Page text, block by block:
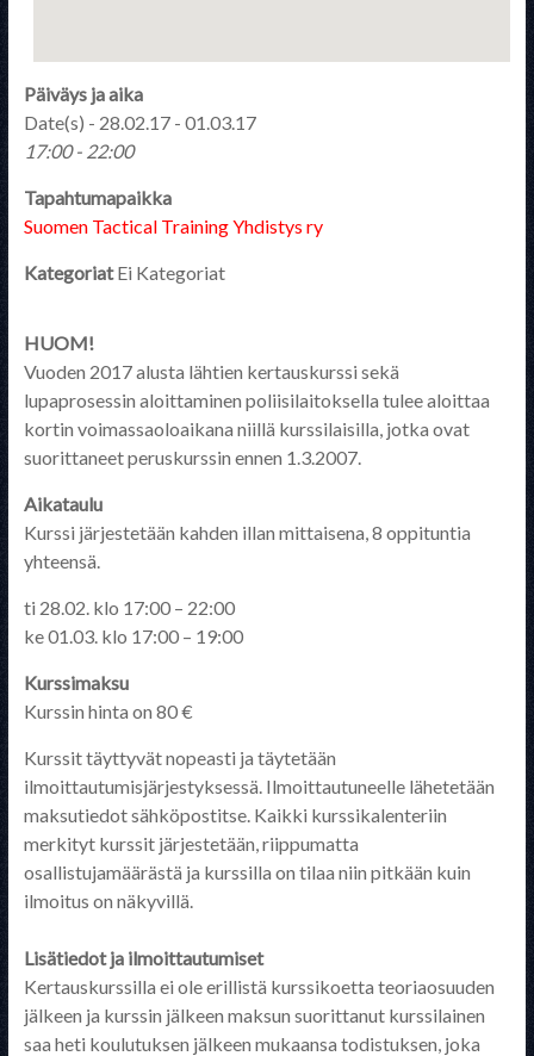
Päiväys ja aika
Date(s) - 28.02.17 - 01.03.17
17:00 - 22:00
Tapahtumapaikka
Suomen Tactical Training Yhdistys ry
KategoriatEi Kategoriat
HUOM!
Vuoden 2017 alusta lähtien kertauskurssi sekä
lupaprosessin aloittaminen poliisilaitoksella tulee aloittaa
kortin voimassaoloaikana niillä kurssilaisilla, jotka ovat
suorittaneet peruskurssin ennen 1.3.2007.
Aikataulu
Kurssi järjestetään kahden illan mittaisena, 8 oppituntia
yhteensä.
ti 28.02. klo 17:00 – 22:00
ke 01.03. klo 17:00 – 19:00
Kurssimaksu
Kurssin hinta on 80 €
Kurssit täyttyvät nopeasti ja täytetään
ilmoittautumisjärjestyksessä. Ilmoittautuneelle lähetetään
maksutiedot sähköpostitse. Kaikki kurssikalenteriin
merkityt kurssit järjestetään, riippumatta
osallistujamäärästä ja kurssilla on tilaa niin pitkään kuin
ilmoitus on näkyvillä.
Lisätiedot ja ilmoittautumiset
Kertauskurssilla ei ole erillistä kurssikoetta teoriaosuuden
jälkeen ja kurssin jälkeen maksun suorittanut kurssilainen
saa heti koulutuksen jälkeen mukaansa todistuksen, joka